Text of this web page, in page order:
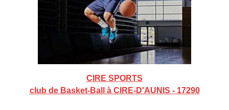
CIRE SPORTS
club de Basket-Ball à CIRE-D'AUNIS - 17290